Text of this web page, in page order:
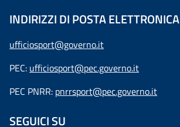
INDIRIZZI DI POSTA ELETTRONICA
ufficiosport@governo.it
PEC: ufficiosport@pec.governo.it
PEC PNRR: pnrrsport@pec.governo.it
SEGUICI SU